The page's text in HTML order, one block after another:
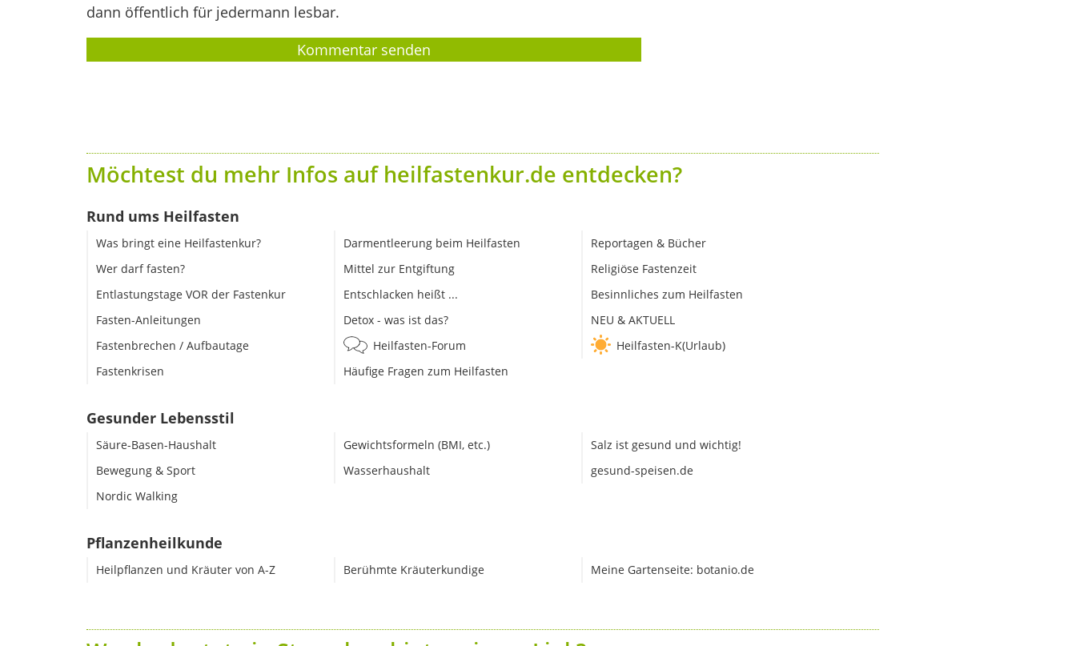
dann öffentlich für jedermann lesbar.
Möchtest du mehr Infos auf heilfastenkur.de entdecken?
Rund ums Heilfasten
Was bringt eine Heilfastenkur?
Wer darf fasten?
Entlastungstage VOR der Fastenkur
Fasten-Anleitungen
Fastenbrechen / Aufbautage
Fastenkrisen
Darmentleerung beim Heilfasten
Mittel zur Entgiftung
Entschlacken heißt ...
Detox - was ist das?
Heilfasten-Forum
Häufige Fragen zum Heilfasten
Reportagen & Bücher
Religiöse Fastenzeit
Besinnliches zum Heilfasten
NEU & AKTUELL
Heilfasten-K(Urlaub)
Gesunder Lebensstil
Säure-Basen-Haushalt
Bewegung & Sport
Nordic Walking
Gewichtsformeln (BMI, etc.)
Wasserhaushalt
Salz ist gesund und wichtig!
gesund-speisen.de
Pflanzenheilkunde
Heilpflanzen und Kräuter von A-Z Berühmte Kräuterkundige Meine Gartenseite: botanio.de